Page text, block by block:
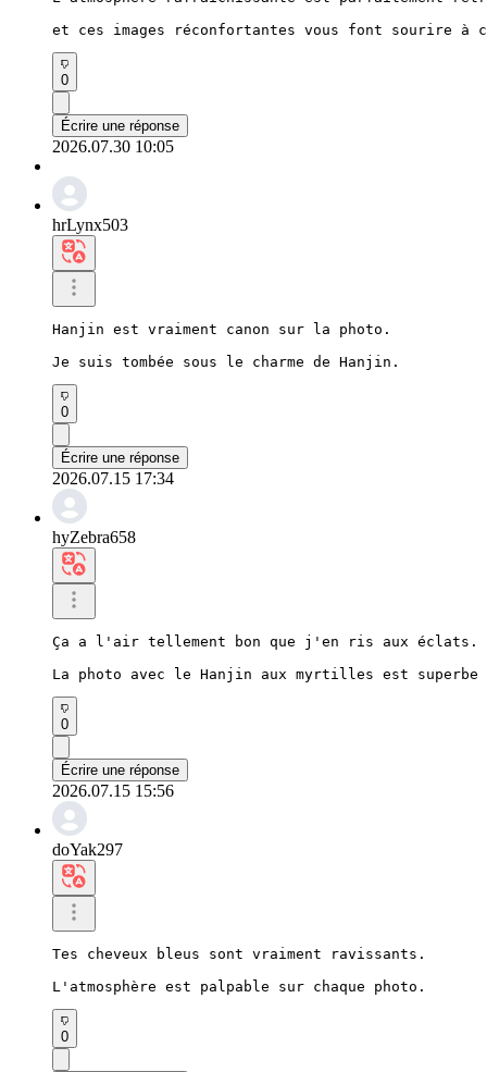
et ces images réconfortantes vous font sourire à
0
Écrire une réponse
2026.07.30 10:05
hrLynx503
Hanjin est vraiment canon sur la photo.
Je suis tombée sous le charme de Hanjin.
0
Écrire une réponse
2026.07.15 17:34
hyZebra658
Ça a l'air tellement bon que j'en ris aux éclats.
La photo avec le Hanjin aux myrtilles est superbe
0
Écrire une réponse
2026.07.15 15:56
doYak297
Tes cheveux bleus sont vraiment ravissants.
L'atmosphère est palpable sur chaque photo.
0